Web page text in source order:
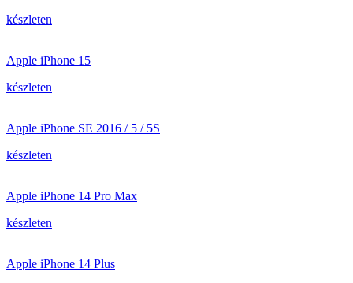
készleten
Apple iPhone 15
készleten
Apple iPhone SE 2016 / 5 / 5S
készleten
Apple iPhone 14 Pro Max
készleten
Apple iPhone 14 Plus